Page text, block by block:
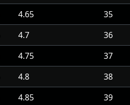
4.65 35
4.7 36
4.75 37
4.8 38
4.85 39